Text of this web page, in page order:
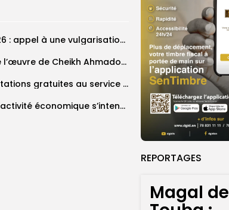
REPORTAGES
Magal de
Grand Magal 2026 : appel à une vulgarisation du message universel de...
Le rayonnement de l’œuvre de Cheikh Ahmadou Bamba au cœur des réflexions
Touba : des consultations gratuites au service des populations
Magal de Touba : l’activité économique s’intensifie à la veille de l’événement